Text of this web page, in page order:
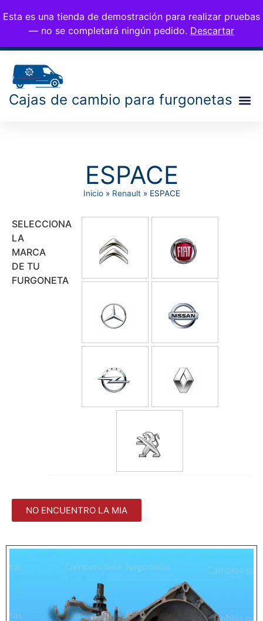
Esta es una tienda de demostración para realizar pruebas
— no se completará ningún pedido. Descartar
676 77 35 25
com
CAMBIOS PARA
FURGONETAS
Cajas de cambio para furgonetas
ESPACE
Inicio» Renault» ESPACE
SELECCIONA
LA
MARCA
DE TU
FURGONETA
NO ENCUENTRO LA MIA